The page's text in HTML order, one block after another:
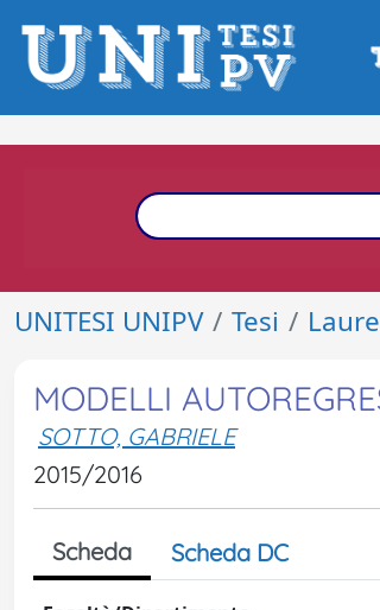
UNITESI UNIPV Tesi
MODELLI
SOTTO, GABRIELE
2015/2016
Scheda Scheda DC